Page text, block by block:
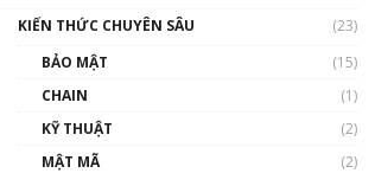
nhân vật ảnh hưởng nhất
hệ sinh thái tiền mã hoá |
KIẾN THỨC CHUYÊN SÂU
(23)
BẢO MẬT
(15)
CHAIN
(1)
KỸ THUẬT
(2)
MẬT MÃ
(2)